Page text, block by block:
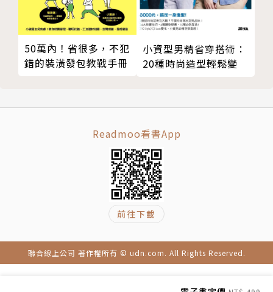
水野仁輔
咖哩料理研究家，現為食譜出版及香料配送服務「AIR
SPICE」負責人，著有50多本以上咖哩及香料相關的
料理書。在1999年由八名男性組成的「東京咖哩番
定到印度旅行，並在當地從事各種料理研究，更前往世
界各地，探詢變化萬千的咖哩風味。
大學主修商學，同時輔修日文，曾赴關西學院大學交換
留學一年，修習日本與東亞研究相關課程。曾任三年書
店店員與六年出版社編輯。目前正在摸索邁向前中年人
西餐廳風牛肉咖哩
豬肋排咖哩
日式咖哩
羊肉咖哩
蕎麥麵店的咖哩丼
香料豬肉咖哩──應用篇
我的香料大冒險③ 別小看新鮮香料
我的香料大冒險③ 勿依賴綜合香料
修訂版特別專欄 小心別錯過香料魔法
50萬內！省很多，不犯
錯的裝潢發包教戰手冊
小資型男精省穿搭術：
20種時尚造型輕鬆變
Readmoo看書App
前往下載
聯合線上公司 著作權所有 © udn.com. All Rights Reserved.